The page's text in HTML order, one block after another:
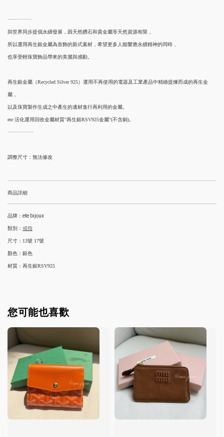
················
與世界同步提倡永續發展， 因天然鑽石和貴金屬等天然資源有限
所以運用再生銀金屬為首飾的新式素材，希望更多人能響應永續精神的同時，
也享受輕珠寶飾品帶來的美麗與感動。
再生銀金屬（Recycled Silver 925）運用不再使用的電器及工業產品中精緻提煉而成的再生金
屬，
以及珠寶製作生成之中產生的邊材進行再利用的金屬。
ete 活化運用回收金屬材質"再生銀RSV925金屬"(不含銅)。
·················
調整尺寸：無法修改
商品詳細
品牌：ete bijoux
類別： 戒指
尺寸：13號 17號
顏色：銀色
材質：再生銀RSV925
您可能也喜歡